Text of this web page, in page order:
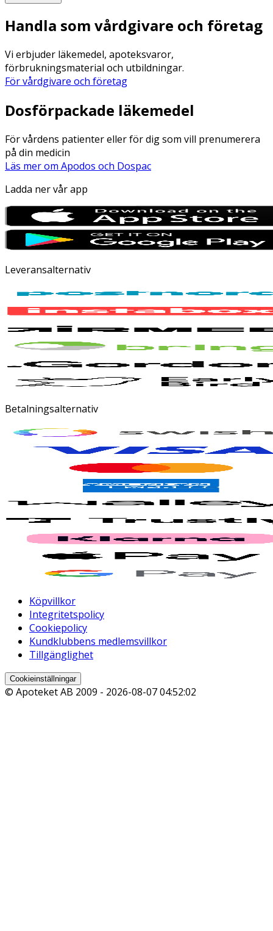
Handla som vårdgivare och företag
Vi erbjuder läkemedel, apoteksvaror,
förbrukningsmaterial och utbildningar.
För vårdgivare och företag
Dosförpackade läkemedel
För vårdens patienter eller för dig som vill prenumerera
på din medicin
Läs mer om Apodos och Dospac
Ladda ner vår app
Leveransalternativ
Betalningsalternativ
Köpvillkor
Integritetspolicy
Cookiepolicy
Kundklubbens medlemsvillkor
Tillgänglighet
Cookieinställningar
© Apoteket AB 2009 - 2026-08-07 04:52:02